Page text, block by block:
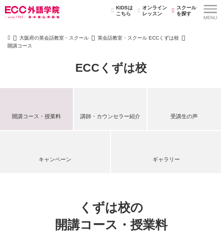
KIDSは
こちら
オンライン
レッスン
スクール
を探す
大阪府の英会話教室・スクール
英会話教室・スクール ECCくずは校
開講コース
ECCくずは校
開講コース・授業料 講師・カウンセラー紹介 受講生の声
キャンペーン ギャラリー
くずは校の
開講コース・授業料